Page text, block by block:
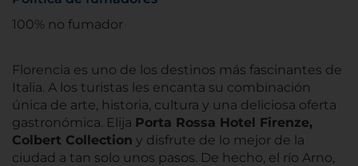
100% no fumador
Florencia es uno de los destinos más fascinantes de
Italia. A los turistas les encanta su combinación
única de arte, historia, cultura y una deliciosa oferta
gastronómica. Elija Porta Rossa Hotel Firenze,
Colbert Collection y disfrute de lo mejor de la
ciudad a tan solo unos pasos. De hecho, el río Arno,